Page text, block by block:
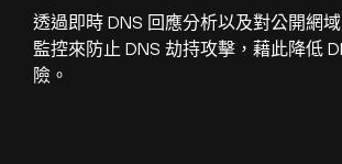
透過即時 DNS 回應分析以及對公開網
監控來防止 DNS 劫持攻擊，藉此降低
險。